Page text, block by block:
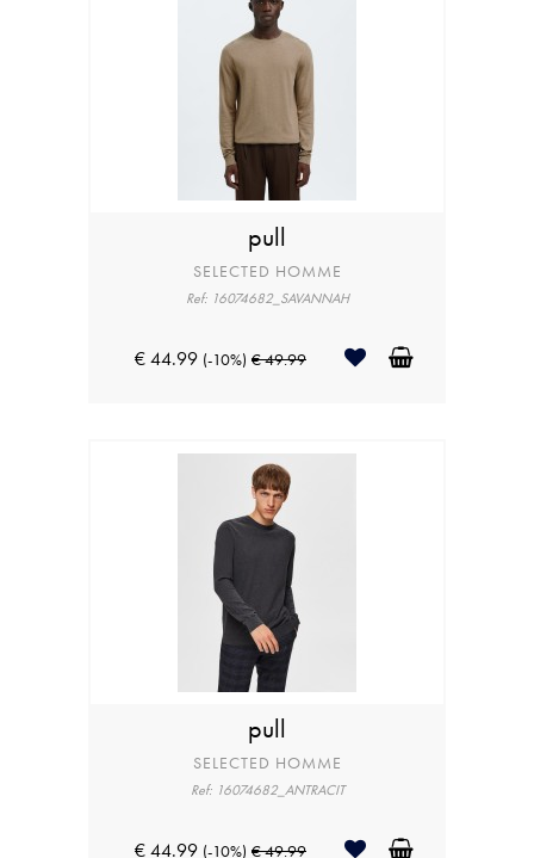
pull
SELECTED HOMME
Ref: 16074682_SAVANNAH
€ 44.99 (-10%) € 49.99
pull
SELECTED HOMME
Ref: 16074682_ANTRACIT
€ 44.99 (-10%) € 49.99